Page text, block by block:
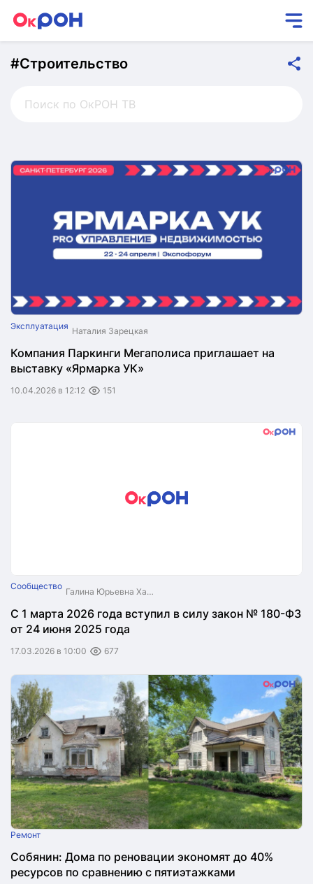
#Строительство
Эксплуатация Наталия Зарецкая
Компания Паркинги Мегаполиса приглашает на
выставку «Ярмарка УК»
10.04.2026 в 12:12 151
Сообщество Галина Юрьевна Хабарова
С 1 марта 2026 года вступил в силу закон № 180-ФЗ
от 24 июня 2025 года
17.03.2026 в 10:00 677
Ремонт
Собянин: Дома по реновации экономят до 40%
ресурсов по сравнению с пятиэтажками